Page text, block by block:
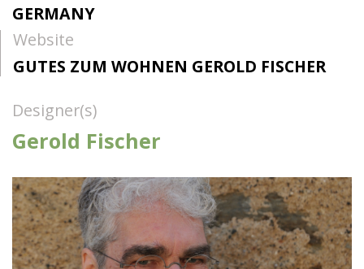
GERMANY
Website
GUTES ZUM WOHNEN GEROLD FISCHER
Designer(s)
Gerold Fischer